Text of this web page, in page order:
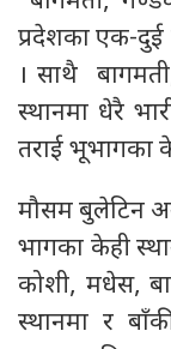
प्रदेशका एक-दुई
। साथै
स्थानमा धेरै
तराई भूभागका
मौसम बुलेटिन
भागका केही
कोशी, मधेस,
स्थानमा र